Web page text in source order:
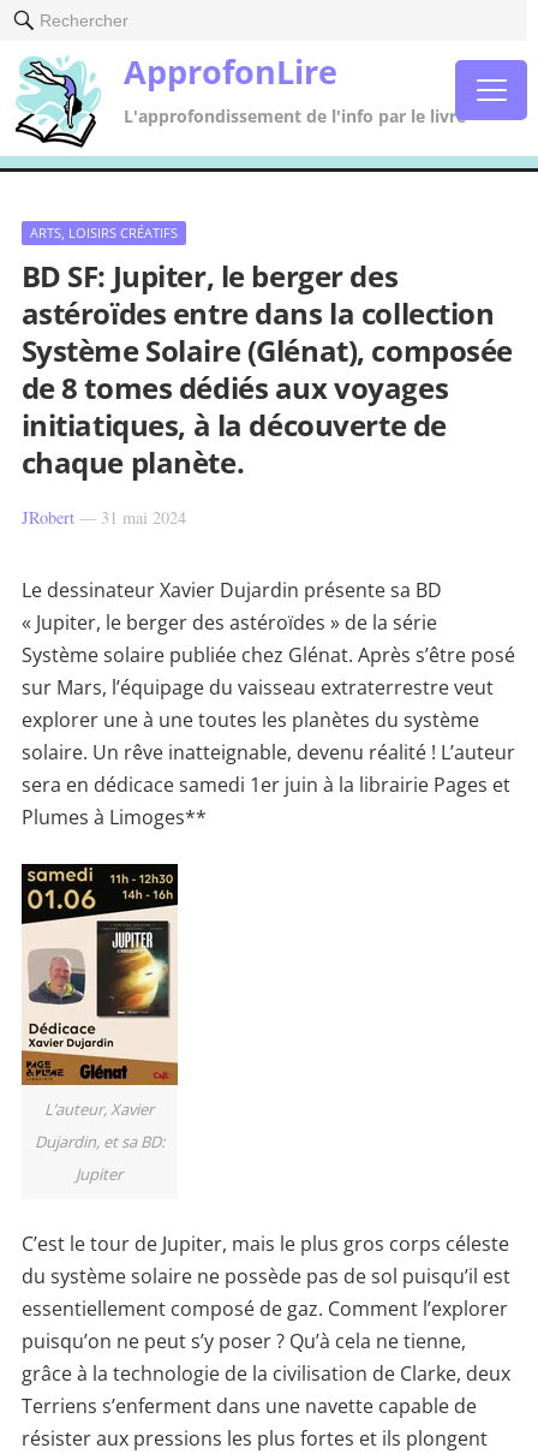
Rechercher
ApprofonLire
L'approfondissement de l'info par le livre
ARTS, LOISIRS CRÉATIFS
BD SF: Jupiter, le berger des
astéroïdes entre dans la collection
Système Solaire (Glénat), composée
de 8 tomes dédiés aux voyages
initiatiques, à la découverte de
chaque planète.
JRobert— 31 mai 2024
Le dessinateur Xavier Dujardin présente sa BD
« Jupiter, le berger des astéroïdes » de la série
Système solaire publiée chez Glénat. Après s’être posé
sur Mars, l’équipage du vaisseau extraterrestre veut
explorer une à une toutes les planètes du système
solaire. Un rêve inatteignable, devenu réalité ! L’auteur
sera en dédicace samedi 1er juin à la librairie Pages et
Plumes à Limoges**
L’auteur, Xavier
Dujardin, et sa BD:
Jupiter
C’est le tour de Jupiter, mais le plus gros corps céleste
du système solaire ne possède pas de sol puisqu’il est
essentiellement composé de gaz. Comment l’explorer
puisqu’on ne peut s’y poser ? Qu’à cela ne tienne,
grâce à la technologie de la civilisation de Clarke, deux
Terriens s’enferment dans une navette capable de
résister aux pressions les plus fortes et ils plongent